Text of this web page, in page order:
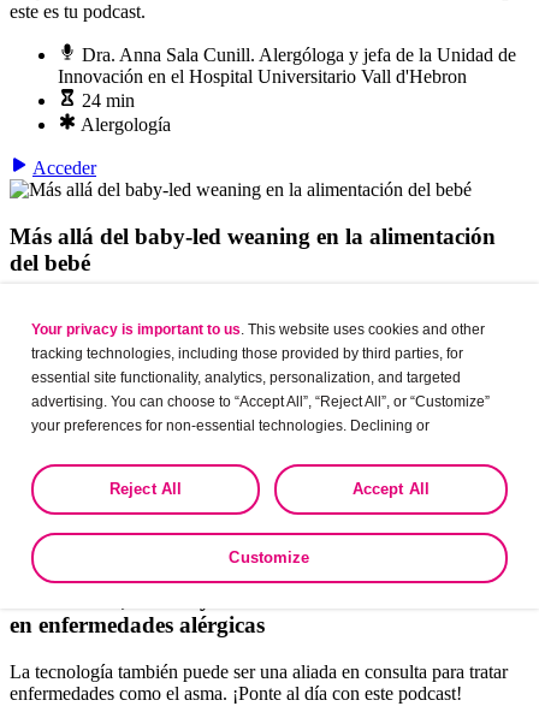
este es tu podcast.
Dra. Anna Sala Cunill. Alergóloga y jefa de la Unidad de
Innovación en el Hospital Universitario Vall d'Hebron
24 min
Alergología
Acceder
Más allá del baby-led weaning en la alimentación
del bebé
limitaciones a la naturaleza humana? Reflexiona con nosotros sobre
la alimentación del bebé.
Dr. Jesús Garrido García. Coordinador de pediatría del
Hospital Vithas La Salud de Granada en Grupo IHP
Alergología, Atención Primaria, Dermatología, Pediatría
Acceder
en enfermedades alérgicas
La tecnología también puede ser una aliada en consulta para tratar
enfermedades como el asma. ¡Ponte al día con este podcast!
Your privacy is important to us . This website uses cookies and other
tracking technologies, including those provided by third parties, for
essential site functionality, analytics, personalization, and targeted
advertising. You can choose to “Accept All”, “Reject All”, or “Customize”
your preferences for non-essential technologies. Declining or
the collection, use, storage, and disclosure of your data in other contexts
as described in the terms of our
Privacy Policy Accept All
Reject All
Customize